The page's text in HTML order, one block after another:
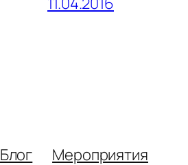
Блог
Мероприятия